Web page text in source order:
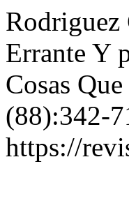
Rodriguez
Errante Y
Cosas
(88):342-
https://